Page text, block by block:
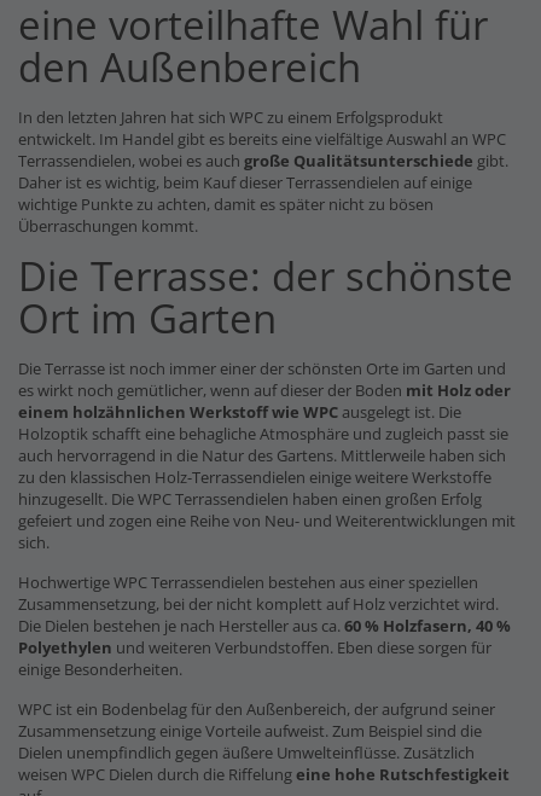
eine vorteilhafte Wahl für
den Außenbereich
In den letzten Jahren hat sich WPC zu einem Erfolgsprodukt
entwickelt. Im Handel gibt es bereits eine vielfältige Auswahl an WPC
Terrassendielen, wobei es auch große Qualitätsunterschiede gibt.
Daher ist es wichtig, beim Kauf dieser Terrassendielen auf einige
wichtige Punkte zu achten, damit es später nicht zu bösen
Überraschungen kommt.
Die Terrasse: der schönste
Ort im Garten
Die Terrasse ist noch immer einer der schönsten Orte im Garten und
es wirkt noch gemütlicher, wenn auf dieser der Boden mit Holz oder
einem holzähnlichen Werkstoff wie WPCausgelegt ist. Die
Holzoptik schafft eine behagliche Atmosphäre und zugleich passt sie
auch hervorragend in die Natur des Gartens. Mittlerweile haben sich
zu den klassischen Holz-Terrassendielen einige weitere Werkstoffe
hinzugesellt. Die WPC Terrassendielen haben einen großen Erfolg
gefeiert und zogen eine Reihe von Neu- und Weiterentwicklungen mit
sich.
Hochwertige WPC Terrassendielen bestehen aus einer speziellen
Zusammensetzung, bei der nicht komplett auf Holz verzichtet wird.
Die Dielen bestehen je nach Hersteller aus ca. 60 % Holzfasern, 40 %
Polyethylen und weiteren Verbundstoffen. Eben diese sorgen für
einige Besonderheiten.
WPC ist ein Bodenbelag für den Außenbereich, der aufgrund seiner
Zusammensetzung einige Vorteile aufweist. Zum Beispiel sind die
Dielen unempfindlich gegen äußere Umwelteinflüsse. Zusätzlich
weisen WPC Dielen durch die Riffelungeine hohe Rutschfestigkeit